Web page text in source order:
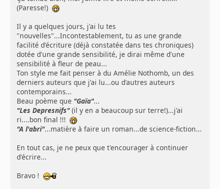
(Paresse!)
Il y a quelques jours, j'ai lu tes
"nouvelles"...Incontestablement, tu as une grande
facilité d'écriture (déjà constatée dans tes chroniques)
dotée d'une grande sensibilité, je dirai même d'une
sensibilité à fleur de peau...
Ton style me fait penser à du Amélie Nothomb, un des
derniers auteurs que j'ai lu...ou d'autres auteurs
contemporains...
Beau poème que "Gaïa"...
"Les Depresnifs"(il y en a beaucoup sur terre!)...j'ai
ri....bon final !!!
"A l'abri"...matière à faire un roman...de science-fiction...
En tout cas, je ne peux que t'encourager à continuer
d'écrire...
Bravo !